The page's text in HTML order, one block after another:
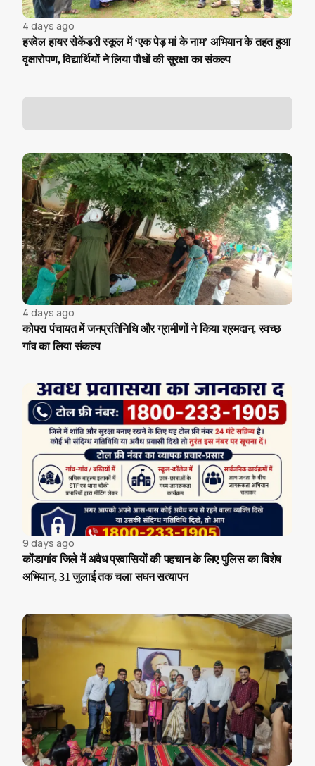
4 days ago
हरवेल हायर सेकेंडरी स्कूल में ‘एक पेड़ मां के नाम’ अभियान के तहत हुआ
वृक्षारोपण, विद्यार्थियों ने लिया पौधों की सुरक्षा का संकल्प
4 days ago
कोपरा पंचायत में जनप्रतिनिधि और ग्रामीणों ने किया श्रमदान, स्वच्छ
गांव का लिया संकल्प
9 days ago
कोंडागांव जिले में अवैध प्रवासियों की पहचान के लिए पुलिस का विशेष
अभियान, 31 जुलाई तक चला सघन सत्यापन